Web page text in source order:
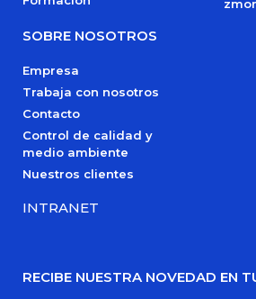
SOBRE NOSOTROS
Empresa
Trabaja con nosotros
Contacto
Control de calidad y
medio ambiente
Nuestros clientes
INTRANET
RECIBE NUESTRA NOVEDAD EN